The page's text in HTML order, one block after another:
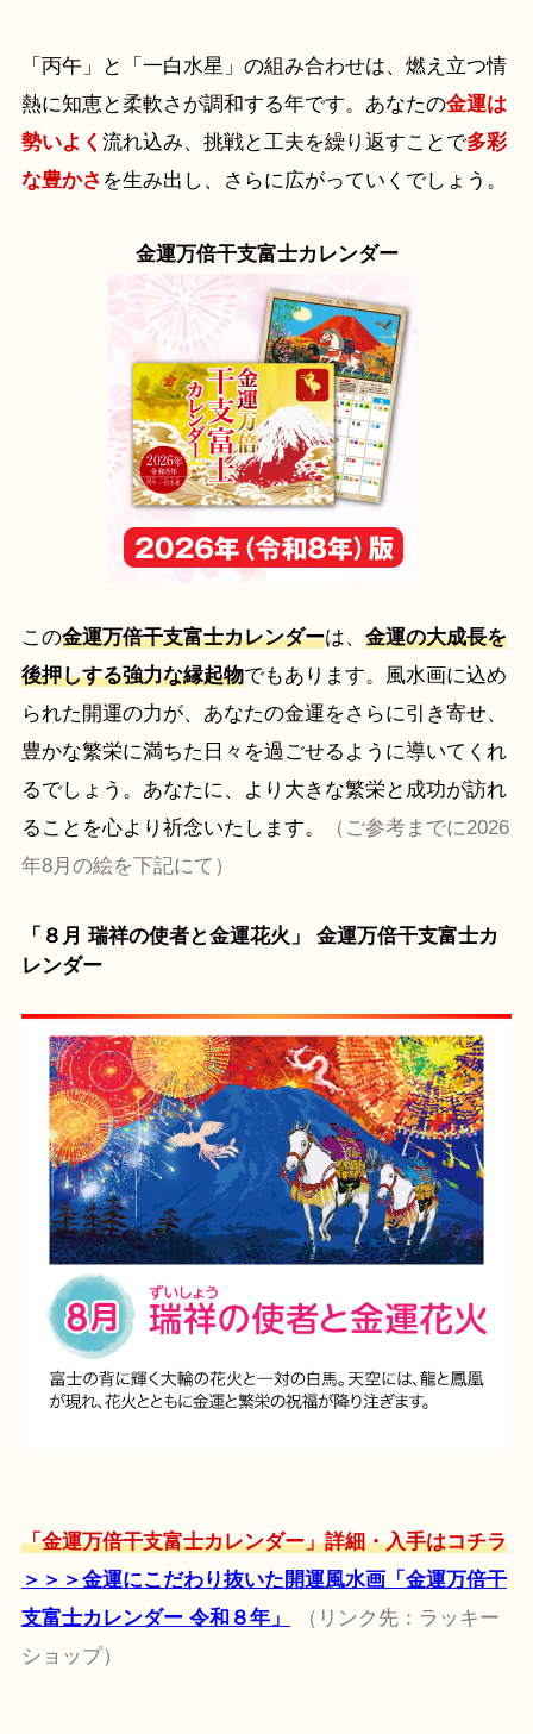
「丙午」と「一白水星」の組み合わせは、燃え立つ情
熱に知恵と柔軟さが調和する年です。あなたの金運は
勢いよく 流れ込み、挑戦と工夫を繰り返すことで多彩
な豊かさ を生み出し、さらに広がっていくでしょう。
金運万倍干支富士カレンダー
この金運万倍干支富士カレンダーは、 金運の大成長を
後押しする強力な縁起物でもあります。風水画に込め
られた開運の力が、あなたの金運をさらに引き寄せ、
豊かな繁栄に満ちた日々を過ごせるように導いてくれ
るでしょう。あなたに、より大きな繁栄と成功が訪れ
ることを心より祈念いたします。
（ご参考までに2026
年8月の絵を下記にて）
「８月 瑞祥の使者と金運花火」 金運万倍干支富士カ
レンダー
「金運万倍干支富士カレンダー」詳細・入手はコチラ
＞＞＞金運にこだわり抜いた開運風水画「金運万倍干
支富士カレンダー 令和８年」
（リンク先：ラッキー
ショップ）